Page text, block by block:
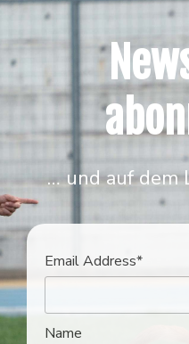
… und auf dem
Email Address*
Name